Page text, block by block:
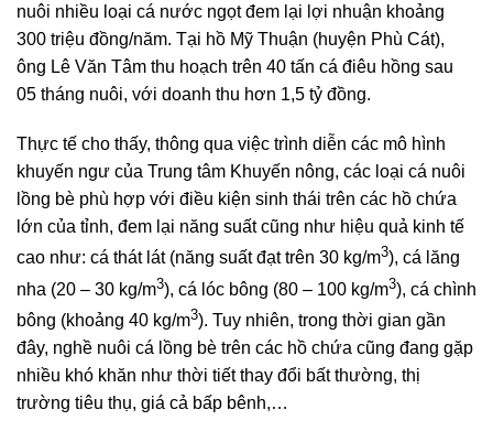
nuôi nhiều loại cá nước ngọt đem lại lợi nhuận khoảng
300 triệu đồng/năm. Tại hồ Mỹ Thuận (huyện Phù Cát),
ông Lê Văn Tâm thu hoạch trên 40 tấn cá điêu hồng sau
05 tháng nuôi, với doanh thu hơn 1,5 tỷ đồng.
Thực tế cho thấy, thông qua việc trình diễn các mô hình
khuyến ngư của Trung tâm Khuyến nông, các loại cá nuôi
lồng bè phù hợp với điều kiện sinh thái trên các hồ chứa
lớn của tỉnh, đem lại năng suất cũng như hiệu quả kinh tế
cao như: cá thát lát (năng suất đạt trên 30 kg/m3), cá lăng
nha (20 – 30 kg/m3), cá lóc bông (80 – 100 kg/m3), cá chình
bông (khoảng 40 kg/m3). Tuy nhiên, trong thời gian gần
đây, nghề nuôi cá lồng bè trên các hồ chứa cũng đang gặp
nhiều khó khăn như thời tiết thay đổi bất thường, thị
trường tiêu thụ, giá cả bấp bênh,…